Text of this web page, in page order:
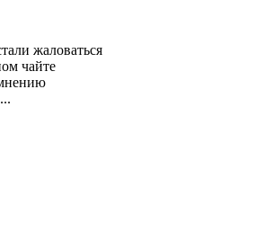
жаловаться
чайте